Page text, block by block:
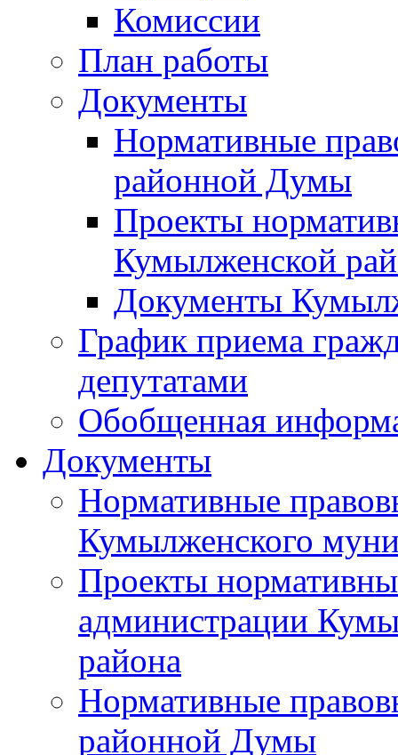
Комиссии
План работы
Документы
Нормативные
районной Думы
Проекты
Кумылженской
Документы
График приема
депутатами
Обобщенная
Документы
Нормативные
Кумылженского
Проекты
администрации
района
Нормативные
районной Думы